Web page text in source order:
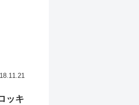
ッキ